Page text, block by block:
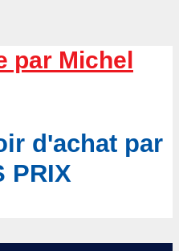
par Michel
d'achat par
PRIX